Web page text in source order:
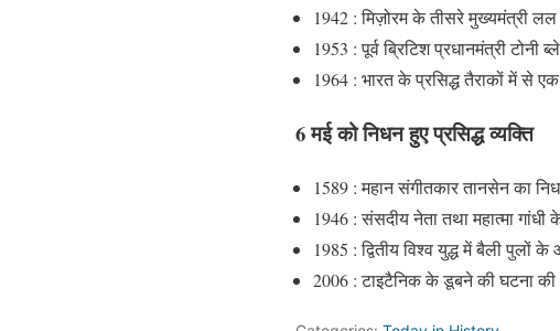
1942 : मिज़ोरम के तीसरे मुख्यमंत्री
1953 : पूर्व ब्रिटिश प्रधानमंत्री टोनी
1964 : भारत के प्रसिद्ध तैराकों में से
6 मई को निधन हुए प्रसिद्ध व्यक्ति
1589 : महान संगीतकार तानसेन का
1946 : संसदीय नेता तथा महात्मा
1985 : द्वितीय विश्व युद्ध में बैली पुलों
2006 : टाइटैनिक के डूबने की घटना